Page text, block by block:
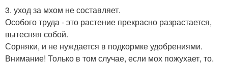
3. уход за мхом не составляет.
Особого труда - это растение прекрасно разрастается,
вытесняя собой.
Сорняки, и не нуждается в подкормке удобрениями.
Внимание! Только в том случае, если мох пожухает, то.